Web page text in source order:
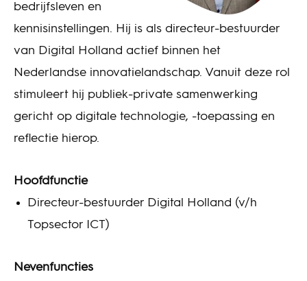
bedrijfsleven en
kennisinstellingen. Hij is als directeur-bestuurder
van Digital Holland actief binnen het
Nederlandse innovatielandschap. Vanuit deze rol
stimuleert hij publiek-private samenwerking
gericht op digitale technologie, -toepassing en
reflectie hierop.
Hoofdfunctie
Directeur-bestuurder Digital Holland (v/h
Topsector ICT)
Nevenfuncties